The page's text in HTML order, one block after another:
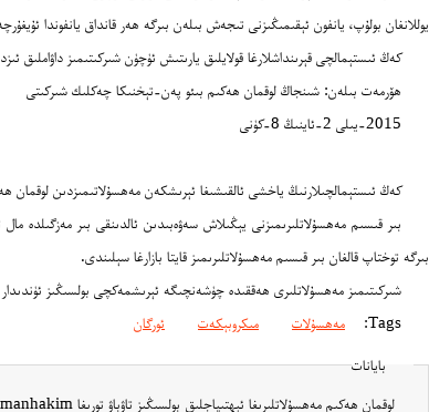
يوللانغان بولۇپ، يانفون ئېقىمىڭىزنى تىجەش بىلەن بىرگە ھەر قانداق يانفوندا
كەڭ ئىستېمالچى قېرىنداشلارغا قولايلىق يارىتىش ئۈچۈن شىركىتىمىز داۋاملىق
ھۆرمەت بىلەن: شىنجاڭ لوقمان ھەكىم بىئو پەن-تېخنىكا چەكلىك شىركىتى
2015-يىلى 2-ئاينىڭ 8-كۈنى
كەڭ ئىستېمالچىلارنىڭ ياخشى ئالقىشىغا ئېرىشكەن مەھسۇلاتىمىزدىن لوقمان
بىر قىسىم مەھسۇلاتلىرىمىزنى يېڭىلاش سەۋەبىدىن ئالدىنقى بىر مەزگىلدە
بىرگە توختاپ قالغان بىر قىسىم مەھسۇلاتلىرىمىز قايتا بازارغا سېلىندى.
شىركىتىمىز مەھسۇلاتلىرى ھەققىدە چۈشەنچىگە ئېرىشمەكچى بولسىڭىز ئۈندىدار سۇپىمىزغا 1 نى
Tags:
مەھسۇلات مىكروبېكەت ئورگان
بايانات